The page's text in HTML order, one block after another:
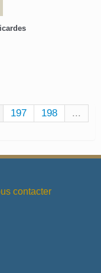
197 198
...
contacter